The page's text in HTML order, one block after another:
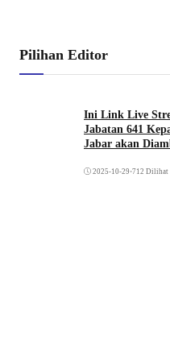
Pilihan Editor
Ini Link Live
Jabatan 641
Jabar akan
2025-10-29 •712 Dilihat